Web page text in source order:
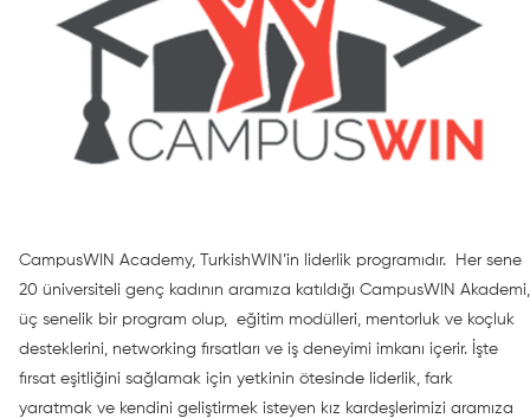
CampusWIN Academy, TurkishWIN’in liderlik programıdır. Her sene
20 üniversiteli genç kadının aramıza katıldığı CampusWIN Akademi,
üç senelik bir program olup, eğitim modülleri, mentorluk ve koçluk
desteklerini, networking fırsatları ve iş deneyimi imkanı içerir. İşte
fırsat eşitliğini sağlamak için yetkinin ötesinde liderlik, fark
yaratmak ve kendini geliştirmek isteyen kız kardeşlerimizi aramıza